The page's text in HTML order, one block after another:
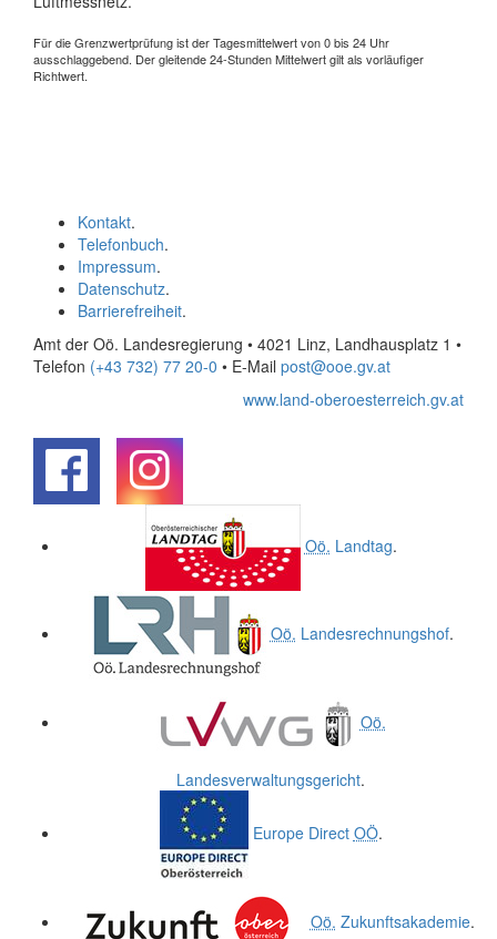
Für die Grenzwertprüfung ist der Tagesmittelwert von 0 bis 24 Uhr
ausschlaggebend. Der gleitende 24-Stunden Mittelwert gilt als vorläufiger
Richtwert.
Kontakt.
Telefonbuch.
Impressum.
Datenschutz.
Barrierefreiheit.
Amt der Oö. Landesregierung • 4021 Linz, Landhausplatz 1 •
Telefon (+43 732) 77 20-0 • E-Mail post@ooe.gv.at
www.land-oberoesterreich.gv.at
Oö. Landtag.
Oö. Landesrechnungshof.
Oö.
Landesverwaltungsgericht.
Europe Direct OÖ.
Oö. Zukunftsakademie.